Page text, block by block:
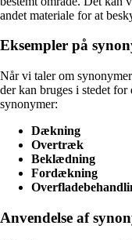
andet materiale for at
Eksempler på
Når vi taler om
der kan bruges i stedet
synonymer:
Dækning
Overtræk
Beklædning
Fordækning
Anvendelse af